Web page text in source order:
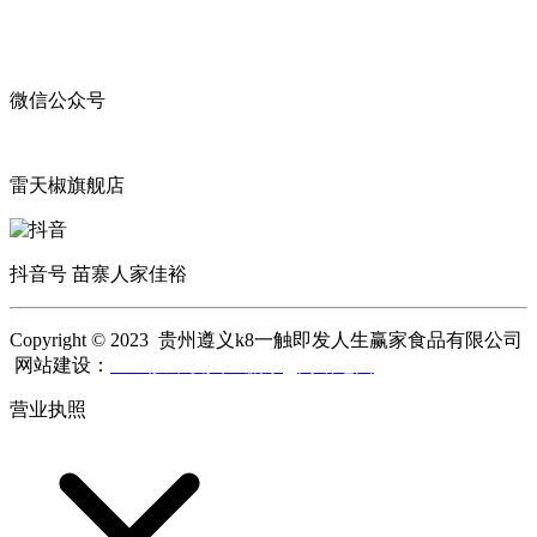
微信公众号
雷天椒旗舰店
抖音号 苗寨人家佳裕
Copyright © 2023 贵州遵义k8一触即发人生赢家食品有限公司
网站建设：
营业执照